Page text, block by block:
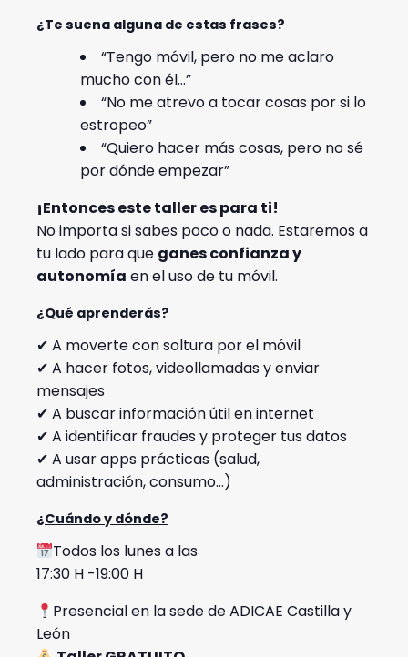
¿Te suena alguna de estas frases?
“Tengo móvil, pero no me aclaro
mucho con él…”
“No me atrevo a tocar cosas por si lo
estropeo”
“Quiero hacer más cosas, pero no sé
por dónde empezar”
¡Entonces este taller es para ti!
No importa si sabes poco o nada. Estaremos a
tu lado para que ganes confianza y
autonomía en el uso de tu móvil.
¿Qué aprenderás?
✔ A moverte con soltura por el móvil
✔ A hacer fotos, videollamadas y enviar
mensajes
✔ A buscar información útil en internet
✔ A identificar fraudes y proteger tus datos
✔ A usar apps prácticas (salud,
administración, consumo…)
¿Cuándo y dónde?
Todos los lunes a las
17:30 H -19:00 H
Presencial en la sede de ADICAE Castilla y
León